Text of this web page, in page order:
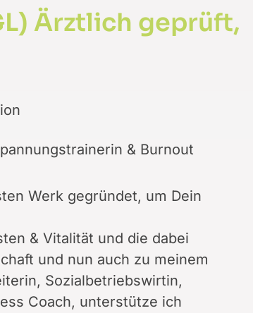
Ärztlich geprüft,
& Burnout
Werk gegründet, um Dein
& Vitalität und die dabei
und nun auch zu meinem
Sozialbetriebswirtin,
Coach, unterstütze ich